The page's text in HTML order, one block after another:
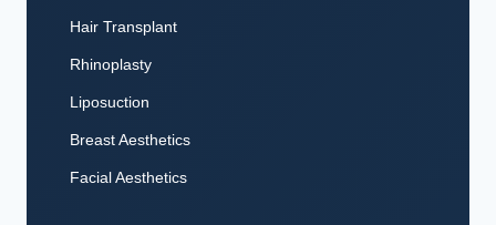
Hair Transplant
Rhinoplasty
Liposuction
Breast Aesthetics
Facial Aesthetics